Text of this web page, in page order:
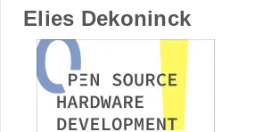
Elies Dekoninck